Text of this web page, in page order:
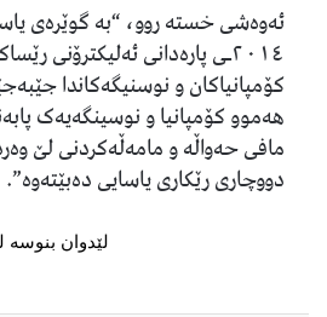
ئەوەشی خستە روو، “بە گوێرەی
٢٠١٤ـی پارەدانی ئەلیکترۆنی
کۆمپانیاکان و نوسنیگەکاندا
هەموو کۆمپانیا و نوسینگەیەک
مافی حەواڵە و مامەڵەکردنی لێ
دووچاری رێکاری یاسایی دەبێتەوە”.
لێدوان بنوسە